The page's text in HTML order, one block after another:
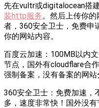
先在vultr或digitalocean搭
装http服务。然后上传你
者，360安全卫士，免费申
你的网站内容。
百度云加速：100MB以内
节点，国外有cloudflare合
强制备案，没有备案的网站
360安全卫士：免费加速，
多，速度非常快！国外没有